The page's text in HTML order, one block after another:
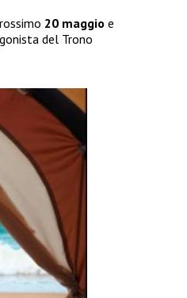
20 maggio e
del Trono